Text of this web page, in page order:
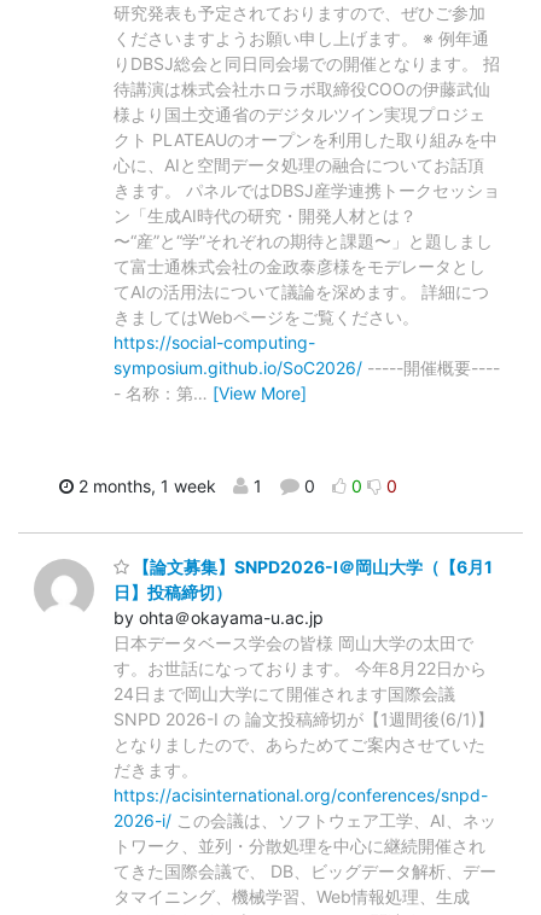
研究発表も予定されておりますので、ぜひご参加
くださいますようお願い申し上げます。 ※ 例年通
りDBSJ総会と同日同会場での開催となります。 招
待講演は株式会社ホロラボ取締役COOの伊藤武仙
様より国土交通省のデジタルツイン実現プロジェ
クト PLATEAUのオープンを利用した取り組みを中
心に、AIと空間データ処理の融合についてお話頂
きます。 パネルではDBSJ産学連携トークセッショ
ン「生成AI時代の研究・開発人材とは？
〜“産”と“学”それぞれの期待と課題〜」と題しまし
て富士通株式会社の金政泰彦様をモデレータとし
てAIの活用法について議論を深めます。 詳細につ
きましてはWebページをご覧ください。
https://social-computing-
symposium.github.io/SoC2026/ -----開催概要----
- 名称：第… [View More]
2 months, 1 week 1 0 0 0
【論文募集】SNPD2026-I＠岡山大学（【6月1
日】投稿締切）
by ohta＠okayama-u.ac.jp
日本データベース学会の皆様 岡山大学の太田で
す。お世話になっております。 今年8月22日から
24日まで岡山大学にて開催されます国際会議
SNPD 2026-I の 論文投稿締切が【1週間後(6/1)】
となりましたので、あらためてご案内させていた
だきます。
https://acisinternational.org/conferences/snpd-
2026-i/ この会議は、ソフトウェア工学、AI、ネッ
トワーク、並列・分散処理を中心に継続開催され
てきた国際会議で、 DB、ビッグデータ解析、デー
タマイニング、機械学習、Web情報処理、生成